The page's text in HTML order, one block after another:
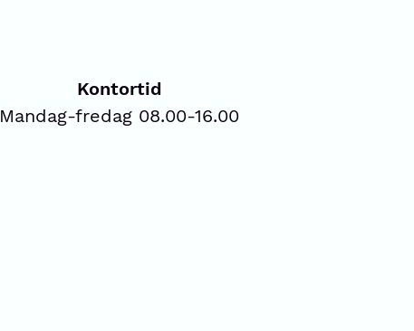
Kontortid
Mandag-fredag 08.00-16.00